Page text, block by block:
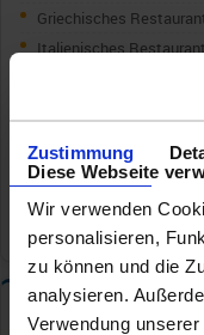
Zustimmung
Diese Webseite
Wir verwenden
personalisieren,
zu können und die
analysieren.
Verwendung
Griechisches
Italienisches
Pizzeria
Poolrestaurant
Seafood Restaurant
Tischzeiten